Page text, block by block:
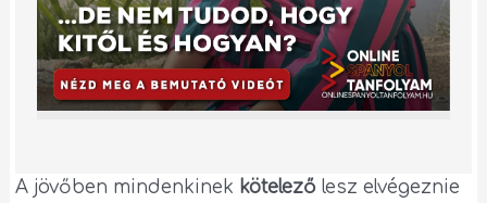
A jövőben mindenkinek kötelező lesz elvégeznie